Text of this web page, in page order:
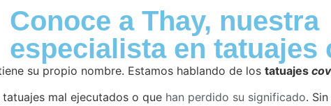
BLOG
Conoce a Thay, nuestra
especialista en tatuajes
su propio nombre. Estamos hablando de los tatuajes
mal ejecutados o que han perdido su significado.